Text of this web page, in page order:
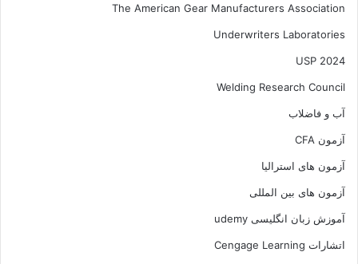
The American Gear Manufacturers Association
Underwriters Laboratories
USP 2024
Welding Research Council
آب و فاضلاب
آزمون CFA
آزمون های استرالیا
آزمون های بین المللی
آموزش زبان انگلیسی udemy
اتشارات Cengage Learning